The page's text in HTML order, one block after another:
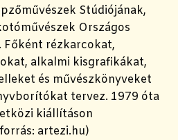
Stúdiójának,
Országos
Főként rézkarcokat,
alkalmi kisgrafikákat,
és művészkönyveket
tervez. 1979 óta
kiállításon
artezi.hu)